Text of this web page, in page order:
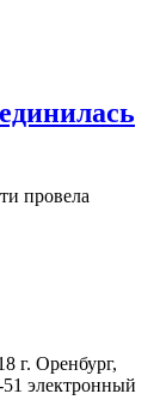
провела
г. Оренбург,
электронный